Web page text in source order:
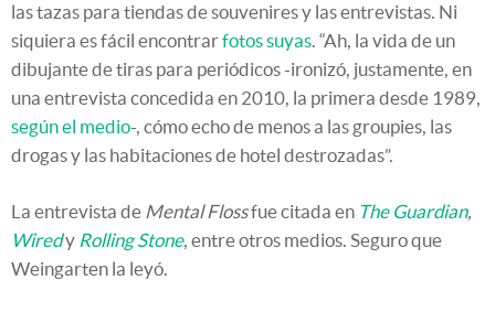
las tazas para tiendas de souvenires y las entrevistas. Ni
siquiera es fácil encontrarfotos suyas. “Ah, la vida de un
dibujante de tiras para periódicos -ironizó, justamente, en
una entrevista concedida en 2010, la primera desde 1989,
según el medio-, cómo echo de menos a las groupies, las
drogas y las habitaciones de hotel destrozadas”.
La entrevista de Mental Flossfue citada en The Guardian,
Wiredy Rolling Stone, entre otros medios. Seguro que
Weingarten la leyó.